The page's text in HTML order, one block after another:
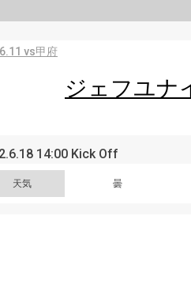
6.11 vs甲府
ジェフユナ
14:00 Kick Off
天気 曇